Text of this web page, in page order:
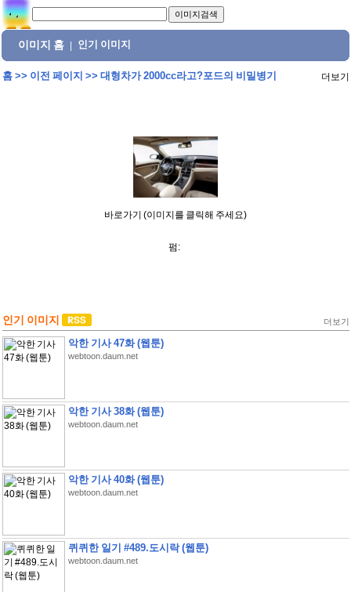
이미지 홈 인기 이미지
홈>> 이전 페이지 >> 대형차가 2000cc라고?포드의 비밀병기 더보기
바로가기 (이미지를 클릭해 주세요)
펌:
인기 이미지 더보기
악한 기사 47화 (웹툰)
webtoon.daum.net
악한 기사 38화 (웹툰)
webtoon.daum.net
악한 기사 40화 (웹툰)
webtoon.daum.net
퀴퀴한 일기 #489.도시락 (웹툰)
webtoon.daum.net